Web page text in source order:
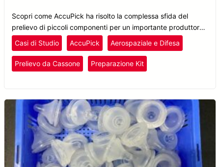
Scopri come AccuPick ha risolto la complessa sfida del
prelievo di piccoli componenti per un importante produttore
aerospaziale. Leggi il nostro caso studio sull’efficienza del
kitting automatizzato con l’intelligenza artificiale.
Casi di Studio AccuPick Aerospaziale e Difesa
Prelievo da Cassone Preparazione Kit